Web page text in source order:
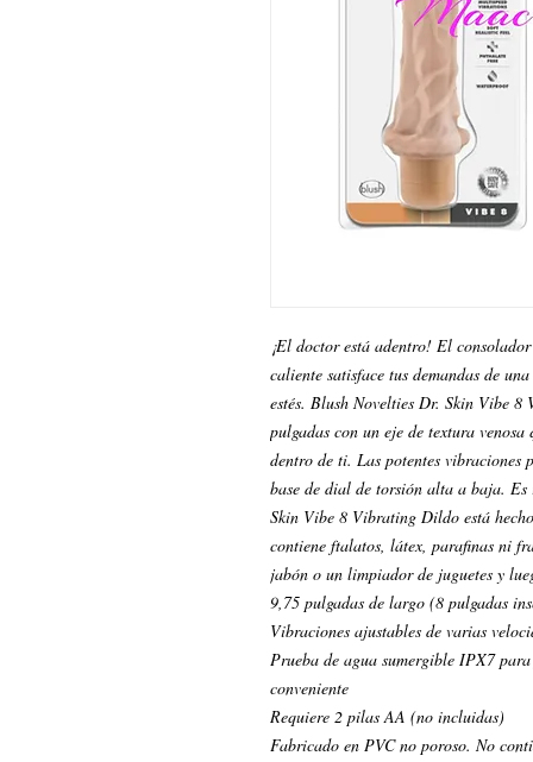
¡El doctor está adentro! El
caliente satisface tus demandas de
estés. Blush Novelties Dr. Skin Vibe
pulgadas con un eje de textura
dentro de ti. Las potentes vibraciones
base de dial de torsión alta a baja.
Skin Vibe 8 Vibrating Dildo está
contiene ftalatos, látex, parafinas ni
jabón o un limpiador de juguetes y
9,75 pulgadas de largo (8 pulgadas
Vibraciones ajustables de varias
Prueba de agua sumergible IPX7
conveniente
Requiere 2 pilas AA (no incluidas)
Fabricado en PVC no poroso. No